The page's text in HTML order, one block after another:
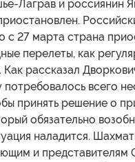
Лаграв и россиянин
с 27 марта страна
перелеты, как
Как рассказал
потребовалось всего
принять решение о
обязательно
наладится.
и представителям